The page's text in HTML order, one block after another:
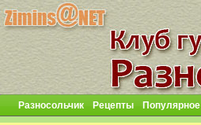
Разносольчик Рецепты Популярное